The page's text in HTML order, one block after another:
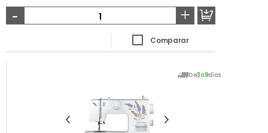
- +
Comparar
De3a9días